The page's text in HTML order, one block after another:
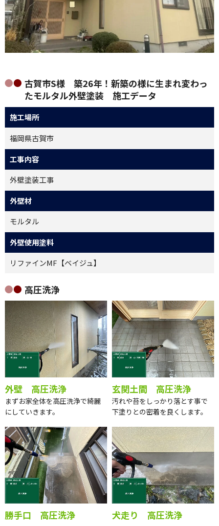
古賀市S様 築26年！新築の様に生まれ変わっ
たモルタル外壁塗装 施工データ
施工場所
福岡県古賀市
工事内容
外壁塗装工事
外壁材
モルタル
外壁使用塗料
リファインMF【ベイジュ】
高圧洗浄
外壁 高圧洗浄
まずお家全体を高圧洗浄で綺麗
にしていきます。
玄関土間 高圧洗浄
汚れや苔をしっかり落とす事で
下塗りとの密着を良くします。
勝手口 高圧洗浄 犬走り 高圧洗浄